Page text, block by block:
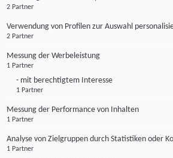
2 Partner
Verwendung von Profilen zur Auswahl
2 Partner
Messung der Werbeleistung
1 Partner
- mit berechtigtem Interesse
1 Partner
Messung der Performance von Inhalten
1 Partner
Analyse von Zielgruppen durch Statistiken oder
1 Partner